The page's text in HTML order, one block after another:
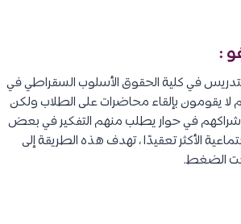
في كلية الحقوق الأسلوب السقراطي في
لا يقومون بإلقاء محاضرات على الطلاب ولكن
في حوار يطلب منهم التفكير في بعض
الأكثر تعقيدًا ، تهدف هذه الطريقة إلى
الضغط.